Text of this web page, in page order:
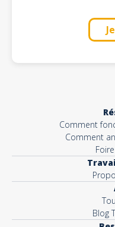
Comment
Comment
Blog